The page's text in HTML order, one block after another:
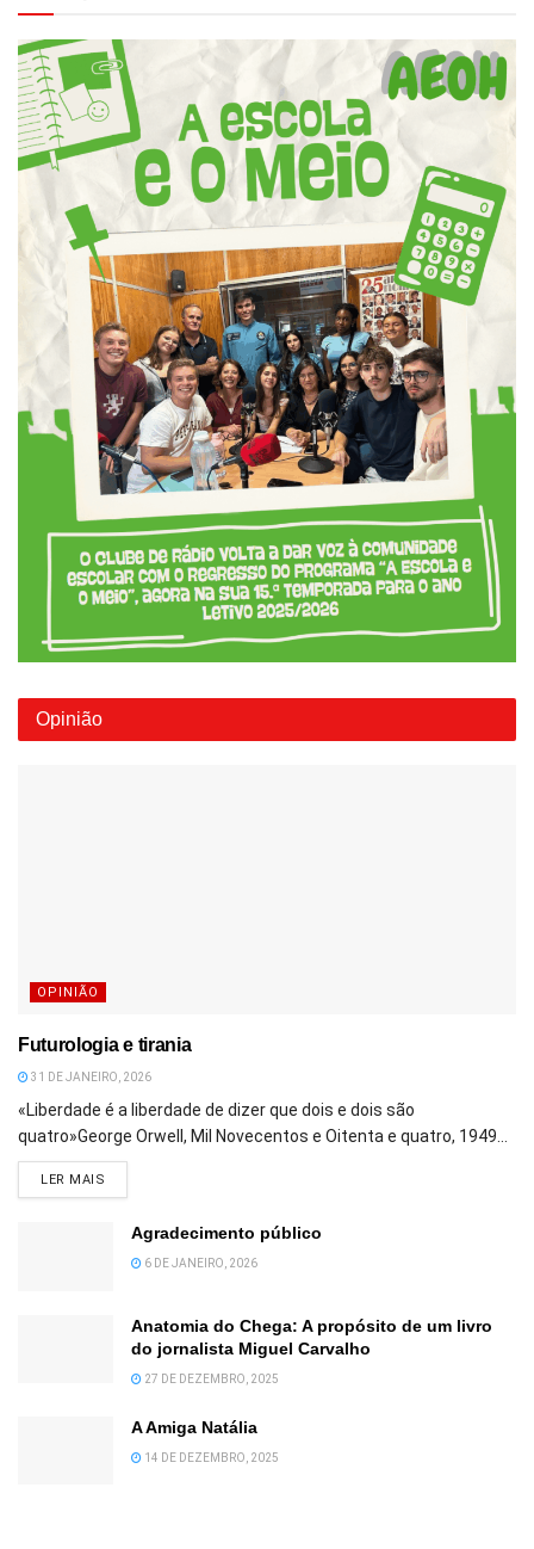
Opinião
OPINIÃO
Futurologia e tirania
31 DE JANEIRO, 2026
«Liberdade é a liberdade de dizer que dois e dois são
quatro»George Orwell, Mil Novecentos e Oitenta e quatro, 1949...
LER MAIS
Agradecimento público
6 DE JANEIRO, 2026
Anatomia do Chega: A propósito de um livro
do jornalista Miguel Carvalho
27 DE DEZEMBRO, 2025
A Amiga Natália
14 DE DEZEMBRO, 2025